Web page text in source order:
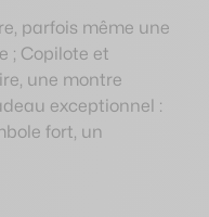
parfois même une
; Copilote et
une montre
exceptionnel :
fort, un